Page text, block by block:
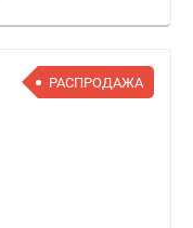
РАСПРОДАЖА